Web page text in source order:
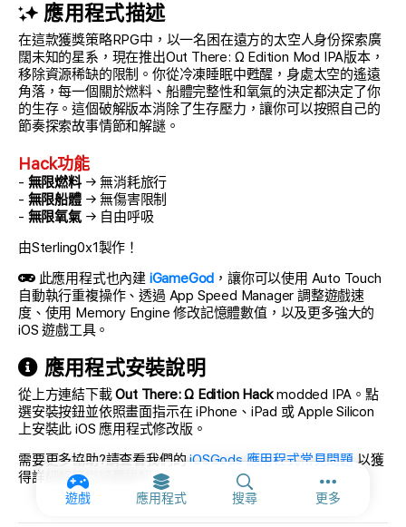
遊戲 應用程式 搜尋 更多更多選項和
應用程式描述
在這款獲獎策略RPG中，以一名困在遠方的太空人身份探索廣
闊未知的星系，現在推出Out There: Ω Edition Mod IPA版本，
移除資源稀缺的限制。你從冷凍睡眠中甦醒，身處太空的遙遠
角落，每一個關於燃料、船體完整性和氧氣的決定都決定了你
的生存。這個破解版本消除了生存壓力，讓你可以按照自己的
節奏探索故事情節和解謎。
Hack功能
- 無限燃料→ 無消耗旅行
- 無限船體→ 無傷害限制
- 無限氧氣→ 自由呼吸
由Sterling0x1製作！
此應用程式也內建 iGameGod ，讓你可以使用 Auto Touch
自動執行重複操作、透過 App Speed Manager 調整遊戲速
度、使用 Memory Engine 修改記憶體數值，以及更多強大的
iOS 遊戲工具。
應用程式安裝說明
從上方連結下載Out There: Ω Edition Hackmodded IPA。點
選安裝按鈕並依照畫面指示在 iPhone、iPad 或 Apple Silicon
上安裝此 iOS 應用程式修改版。
需要更多協助?請查看我們的iOSGods 應用程式常見問題以獲
得詳細解答與疑難排解。